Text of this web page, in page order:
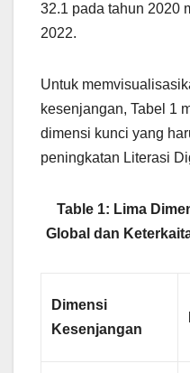
32.1 pada tahun 2020
2022.
Untuk
kesenjangan, Tabel 1
dimensi kunci yang
peningkatan Literasi
Table 1: Lima
Global dan
Dimensi
Kesenjangan